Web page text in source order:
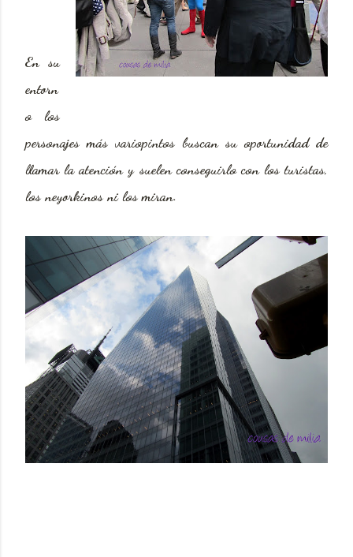
En su
entorn
o los
personajes más variopintos buscan su oportunidad de
llamarla atención y suelen conseguirlo con los turistas,
los neyorkinos ni los miran.